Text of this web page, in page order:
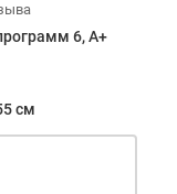
6, A+
см